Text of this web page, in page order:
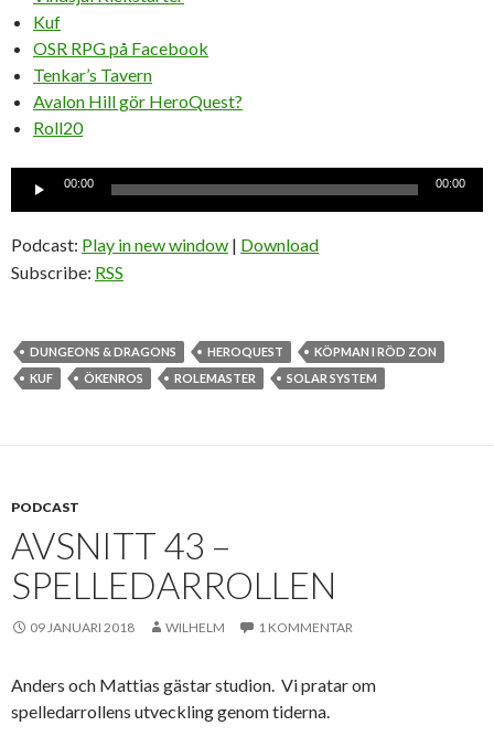
Kuf
OSR RPG på Facebook
Tenkar’s Tavern
Avalon Hill gör HeroQuest?
Roll20
Ljudspelare
00:00 00:00
Podcast: Play in new window | Download
Subscribe: RSS
DUNGEONS & DRAGONS HEROQUEST
KÖPMAN I RÖD ZON
KUF
ÖKENROS ROLEMASTER SOLAR SYSTEM
PODCAST
AVSNITT 43 –
SPELLEDARROLLEN
09 JANUARI 2018 WILHELM 1 KOMMENTAR
Anders och Mattias gästar studion. Vi pratar om
spelledarrollens utveckling genom tiderna.